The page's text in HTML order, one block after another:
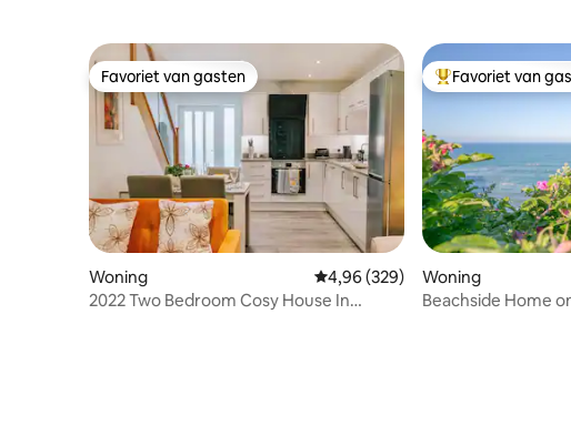
Favoriet van gasten
Favoriet van gasten
Woning Gemiddelde beoordeling van
4,96 (329)
2022 Two Bedroom Cosy House In
Topfavoriet van
Favoriet van
Woning
Beachside Home